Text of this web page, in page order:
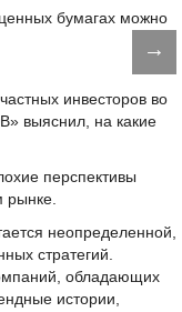
→
инвесторов во
выяснил, на какие
перспективы
рынке.
неопределенной,
стратегий.
обладающих
истории,